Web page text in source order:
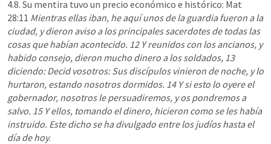
4.8. Su mentira tuvo un precio económico e histórico: Mat
28:11 Mientras ellas iban, he aquí unos de la guardia fueron a la
ciudad, y dieron aviso a los principales sacerdotes de todas las
cosas que habían acontecido. 12 Y reunidos con los ancianos, y
habido consejo, dieron mucho dinero a los soldados, 13
diciendo: Decid vosotros: Sus discípulos vinieron de noche, y lo
hurtaron, estando nosotros dormidos. 14 Y si esto lo oyere el
gobernador, nosotros le persuadiremos, y os pondremos a
salvo. 15 Y ellos, tomando el dinero, hicieron como se les había
instruido. Este dicho se ha divulgado entre los judíos hasta el
día de hoy.